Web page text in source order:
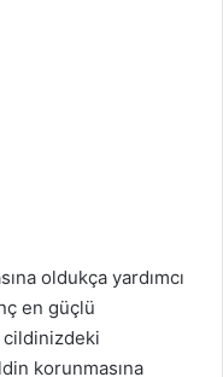
oldukça yardımcı
en güçlü
cildinizdeki
korunmasına